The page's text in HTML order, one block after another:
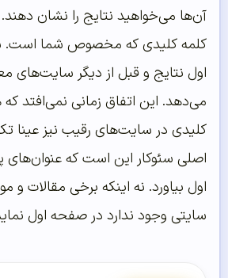
آن‌ها می‌خواهید نتایج را نشان
کلمه کلیدی که مخصوص شما است.
اول نتایج و قبل از دیگر سایت‌های
می‌دهد. این اتفاق زمانی نمی‌افتد
کلیدی در سایت‌های رقیب نیز عینا
اصلی سئوکار این است که عنوان‌های
اول بیاورد. نه اینکه برخی مقالات و
سایتی وجود ندارد در صفحه اول